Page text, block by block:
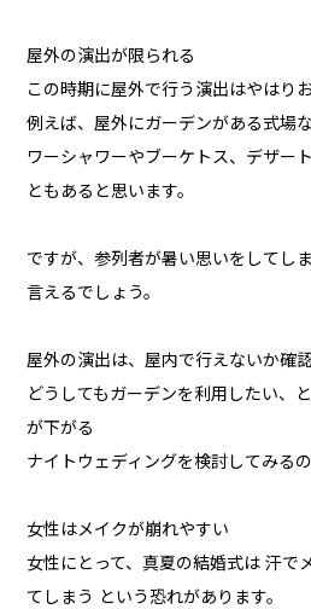
屋外の演出が限られる
この時期に屋外で行う演出はやはり
例えば、屋外にガーデンがある式場
ワーシャワーやブーケトス、デザー
ともあると思います。
ですが、参列者が暑い思いをしてし
言えるでしょう。
屋外の演出は、屋内で行えないか確認
どうしてもガーデンを利用したい、
が下がる
ナイトウェディングを検討してみるの
女性はメイクが崩れやすい
女性にとって、真夏の結婚式は 汗で
てしまう という恐れがあります。